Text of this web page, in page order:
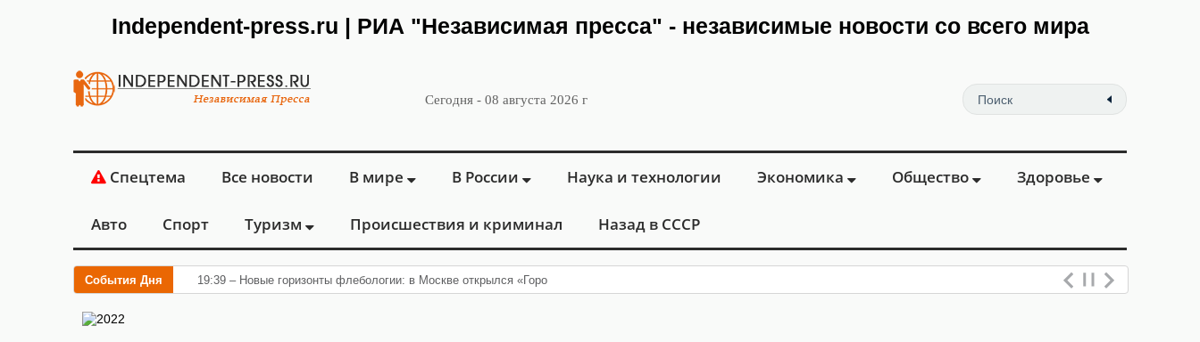
Independent-press.ru | РИА "Независимая пресса" - независимые новости со всего мира
Сегодня - 08 августа 2026 г
Спецтема Все новости В мире В России Наука и технологии Экономика Общество Здоровье
Авто Спорт Туризм Происшествия и криминал Назад в СССР
События Дня 19:39 – Новые горизонты флебологии: в Москве открылся «Городской центр флебологии» для лечения заболеваний ве